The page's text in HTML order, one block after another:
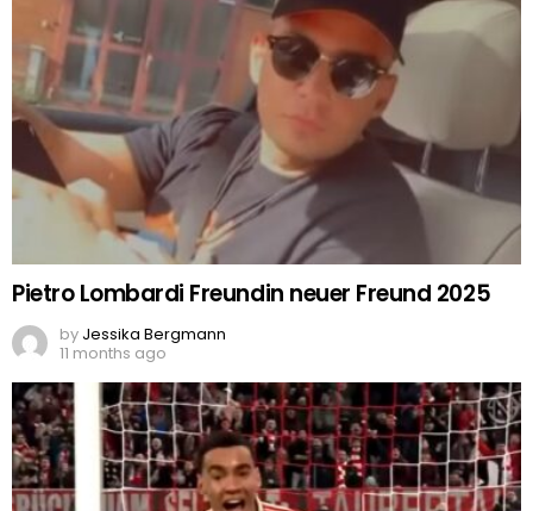
Pietro Lombardi Freundin neuer Freund 2025
by Jessika Bergmann
11 months ago